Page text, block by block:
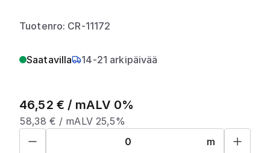
Tuotenro: CR-11172
Saatavilla 14-21 arkipäivää
46,52 € / mALV 0%
58,38 € / mALV 25,5%
m